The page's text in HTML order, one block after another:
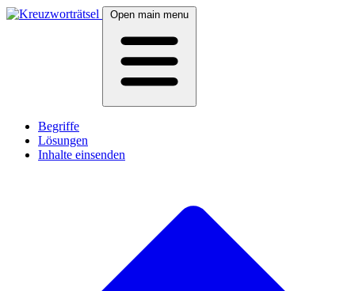
Open main menu
Begriffe
Lösungen
Inhalte einsenden